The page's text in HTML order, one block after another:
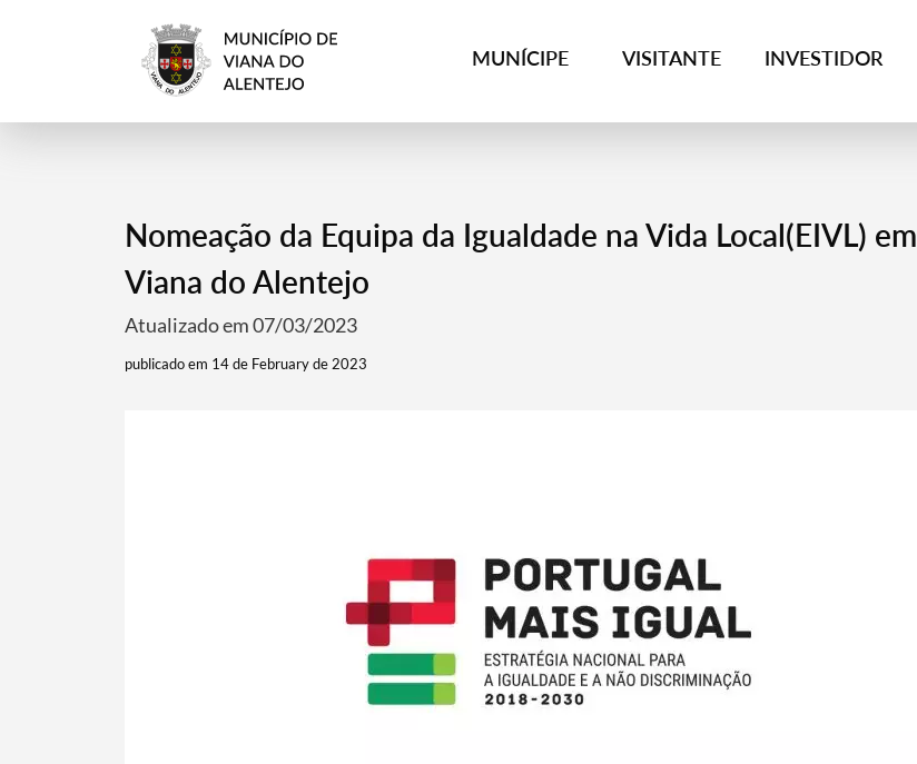
MUNÍCIPE VISITANTE INVESTIDOR
Termo de Pesquisa
Nomeação da Equipa da Igualdade na Vida Local(EIVL) em
Viana do Alentejo
Atualizado em 07/03/2023
publicado em 14 de February de 2023